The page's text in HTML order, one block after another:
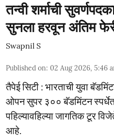
तन्वी शर्माची
सुनला हरवून अंतिम
Swapnil S
Published on: 02 Aug 2026, 5:46
तैपेई सिटी : भारताची युवा
ओपन सुपर ३०० बॅडमिंटन स्पर्धेत
पहिल्यावहिल्या जागतिक टूर
आहे.